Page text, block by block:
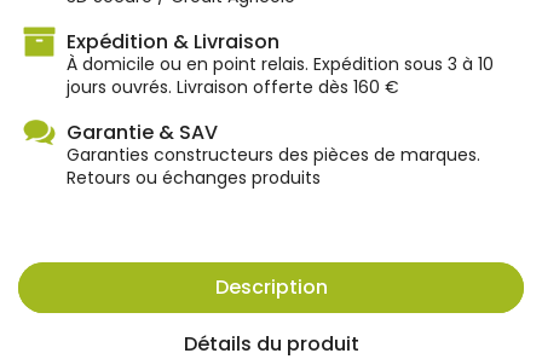
Expédition & Livraison
À domicile ou en point relais. Expédition sous 3 à 10
jours ouvrés. Livraison offerte dès 160 €
Garantie & SAV
Garanties constructeurs des pièces de marques.
Retours ou échanges produits
Description
Détails du produit